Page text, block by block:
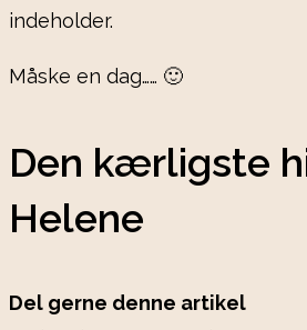
indeholder.
Måske en dag…… 🙂
Den kærligste
Helene
Del gerne denne artikel